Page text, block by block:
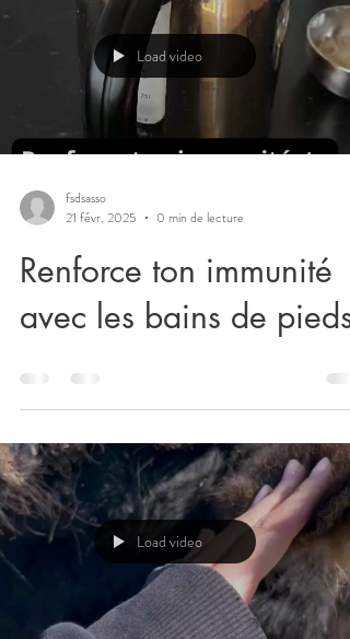
Load video
fsdsasso
21 févr. 2025
0 min de lecture
Renforce ton immunité
avec les bains de pieds
Load video